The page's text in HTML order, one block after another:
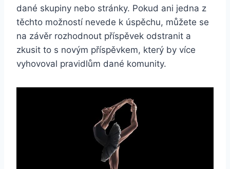
dané skupiny nebo stránky. Pokud ani jedna z
těchto možností nevede k úspěchu, můžete se
na závěr rozhodnout příspěvek odstranit a
zkusit to s novým příspěvkem, který by více
vyhovoval pravidlům dané komunity.